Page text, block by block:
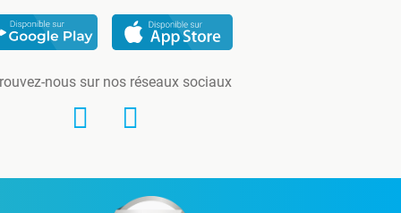
nous sur nos réseaux sociaux